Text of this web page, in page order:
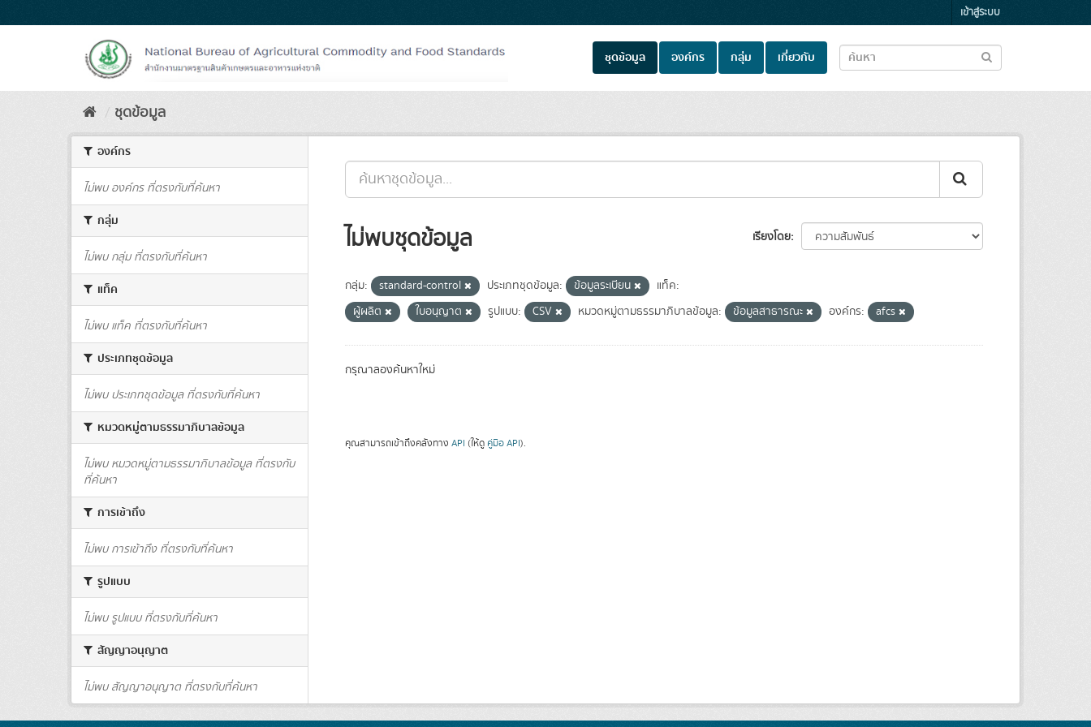
to
เข้าสู่ระบบ
ชุดข้อมูล องค์กร กลุ่ม เกี่ยวกับ
ชุดข้อมูล
องค์กร
ไม่พบ องค์กร ที่ตรงกับที่ค้นหา
กลุ่ม
ไม่พบ กลุ่ม ที่ตรงกับที่ค้นหา
แท็ค
ไม่พบ แท็ค ที่ตรงกับที่ค้นหา
ประเภทชุดข้อมูล
ไม่พบ ประเภทชุดข้อมูล ที่ตรงกับที่ค้นหา
หมวดหมู่ตามธรรมาภิบาลข้อมูล
ไม่พบ หมวดหมู่ตามธรรมาภิบาลข้อมูล ที่ตรงกับ
ที่ค้นหา
การเข้าถึง
ไม่พบ การเข้าถึง ที่ตรงกับที่ค้นหา
รูปแบบ
ไม่พบ รูปแบบ ที่ตรงกับที่ค้นหา
สัญญาอนุญาต
ไม่พบ สัญญาอนุญาต ที่ตรงกับที่ค้นหา
เรียงโดย
ไม่พบชุดข้อมูล
กลุ่ม: standard-control ประเภทชุดข้อมูล: ข้อมูลระเบียน
แท็ค:
ผู้ผลิต
ใบอนุญาต รูปแบบ: CSV หมวดหมู่ตามธรรมาภิบาลข้อมูล: ข้อมูลสาธารณะ องค์กร: afcs
กรุณาลองค้นหาใหม่
คุณสามารถเข้าถึงคลังทาง API (ให้ดู คู่มือ API).